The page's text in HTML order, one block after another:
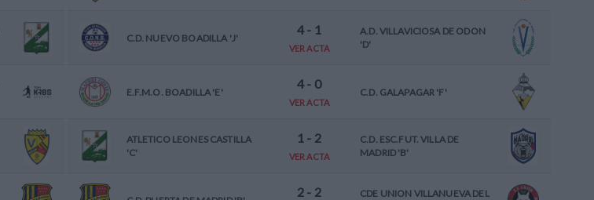
C.D. NUEVO BOADILLA 'J'
4- 1
VER ACTA
A.D. VILLAVICIOSA DE ODON
'D'
E.F.M.O. BOADILLA 'E'
4- 0
VER ACTA
C.D. GALAPAGAR 'F'
ATLETICO LEONES CASTILLA
'C'
1 - 2
VER ACTA
C.D. ESC.FUT. VILLA DE
MADRID 'B'
2 - 2 CDE UNION VILLANUEVA DEL